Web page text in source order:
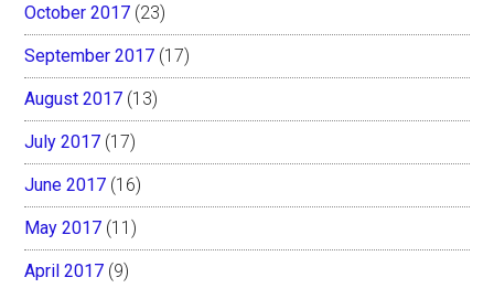
October 2017 (23)
September 2017 (17)
August 2017 (13)
July 2017 (17)
June 2017 (16)
May 2017 (11)
April 2017 (9)